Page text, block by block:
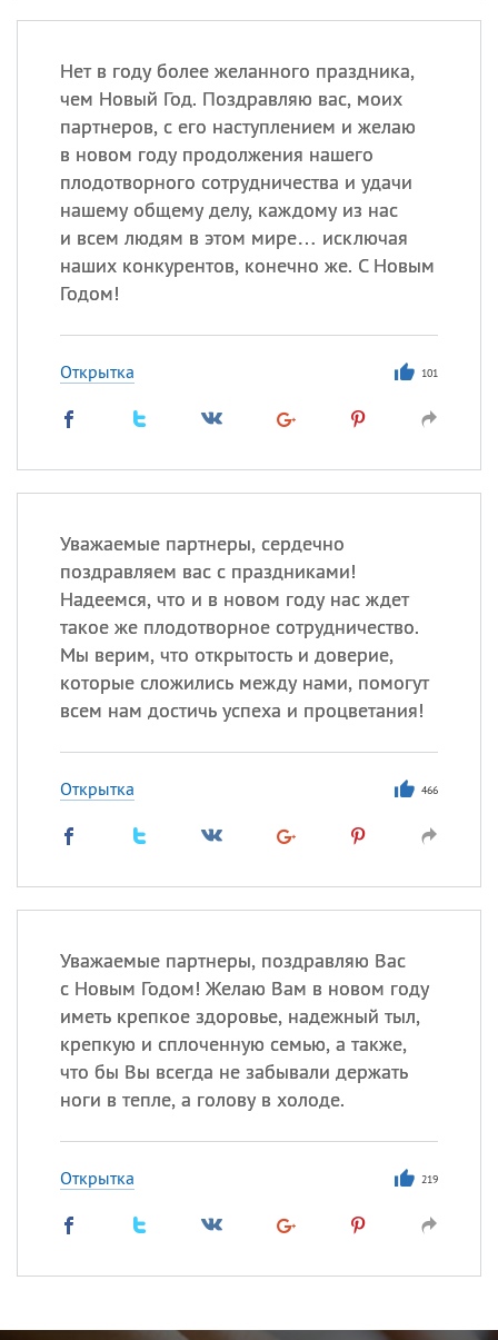
Нет в году более желанного праздника,
чем Новый Год. Поздравляю вас, моих
партнеров, с его наступлением и желаю
в новом году продолжения нашего
плодотворного сотрудничества и удачи
нашему общему делу, каждому из нас
и всем людям в этом мире… исключая
наших конкурентов, конечно же. С Новым
Годом!
Открытка 101
Уважаемые партнеры, сердечно
поздравляем вас с праздниками!
Надеемся, что и в новом году нас ждет
такое же плодотворное сотрудничество.
Мы верим, что открытость и доверие,
которые сложились между нами, помогут
всем нам достичь успеха и процветания!
Открытка 466
Уважаемые партнеры, поздравляю Вас
с Новым Годом! Желаю Вам в новом году
иметь крепкое здоровье, надежный тыл,
крепкую и сплоченную семью, а также,
что бы Вы всегда не забывали держать
ноги в тепле, а голову в холоде.
Открытка 219